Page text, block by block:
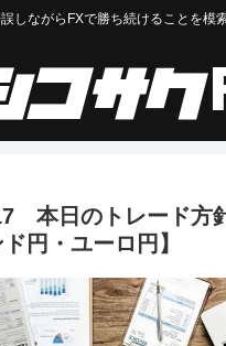
しながらFXで勝ち続けることを模
本日のトレード方
円・ユーロ円】